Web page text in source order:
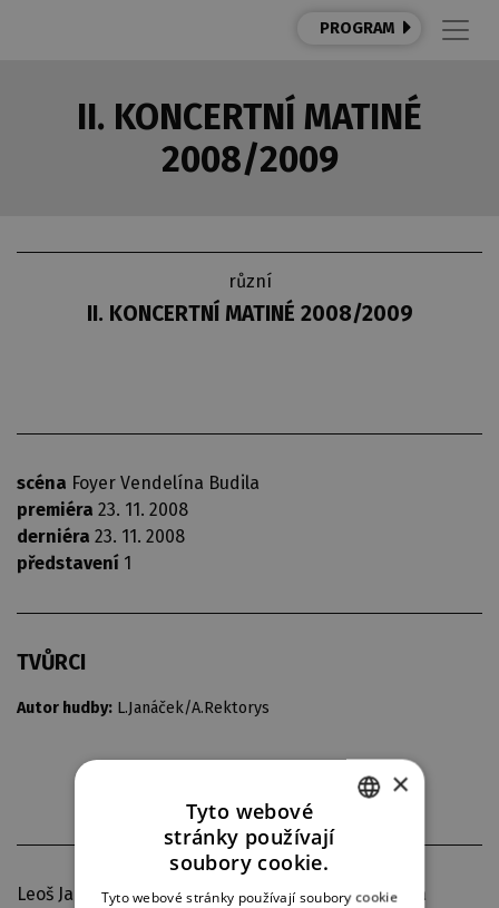
PROGRAM
II. KONCERTNÍ MATINÉ
2008/2009
různí
II. KONCERTNÍ MATINÉ 2008/2009
scéna Foyer Vendelína Budila
premiéra 23. 11. 2008
derniéra 23. 11. 2008
představení 1
TVŮRCI
Autor hudby: L.Janáček/A.Rektorys
Leoš Janáček, Artuš Rektorys. Účinkující: Jaroslava
×
Tyto webové
stránky používají
soubory cookie.
Tyto webové stránky používají soubory cookie